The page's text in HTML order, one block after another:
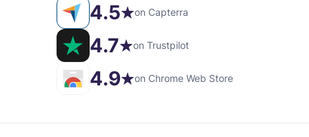
4.5 on Capterra
4.7 on Trustpilot
4.9 on Chrome Web Store